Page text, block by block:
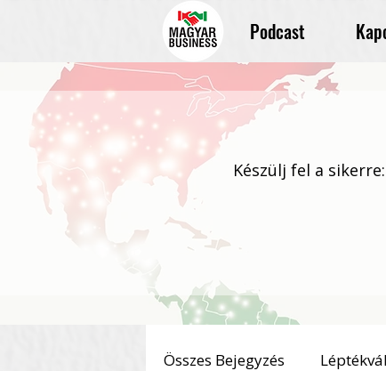
Podcast
Készülj fel a
Összes Bejegyzés